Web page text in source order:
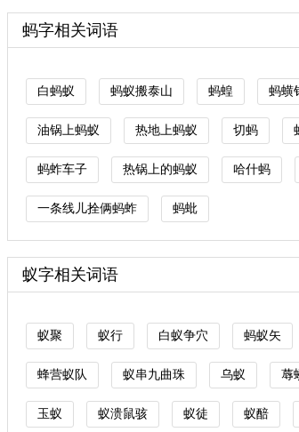
蚂字相关词语
白蚂蚁 蚂蚁搬泰山 蚂蝗 蚂蟥
油锅上蚂蚁 热地上蚂蚁 切蚂
蚂蚱车子 热锅上的蚂蚁 哈什蚂
一条线儿拴俩蚂蚱 蚂蚍
蚁字相关词语
蚁聚 蚁行 白蚁争穴 蚂蚁矢
蜂营蚁队 蚁串九曲珠 乌蚁 蓐
玉蚁 蚁溃鼠骇 蚁徒 蚁醅